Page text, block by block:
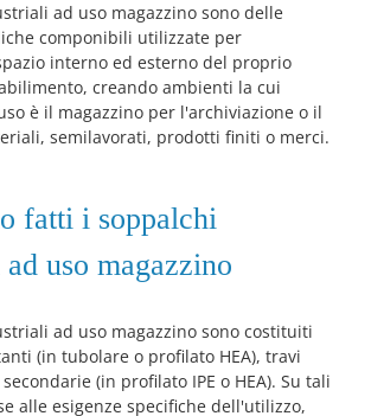
ad uso magazzino sono delle
componibili utilizzate per
interno ed esterno del proprio
creando ambienti la cui
è il magazzino per l'archiviazione o il
semilavorati, prodotti finiti o merci.
fatti i soppalchi
uso magazzino
ad uso magazzino sono costituiti
(in tubolare o profilato HEA), travi
(in profilato IPE o HEA). Su tali
alle esigenze specifiche dell'utilizzo,